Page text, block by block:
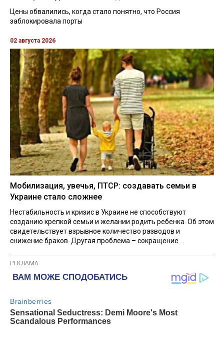
Цены обвалились, когда стало понятно, что Россия
заблокировала порты
02 августа 2026
Мобилизация, увечья, ПТСР: создавать семьи в
Украине стало сложнее
Нестабильность и кризис в Украине не способствуют
созданию крепкой семьи и желании родить ребенка. Об этом
свидетельствует взрывное количество разводов и
снижение браков. Другая проблема – сокращение ...